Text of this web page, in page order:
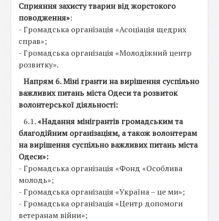
Сприяння захисту тварин від жорстокого
поводження»:
- Громадська організація «Асоціація щедрих
справ»;
- Громадська організація «Молодіжний центр
розвитку».
Напрям 6. Міні гранти на вирішення суспільно
важливих питань міста Одеси та розвиток
волонтерської діяльності:
6.1.«Надання мінігрантів громадським та
благодійним організаціям, а також волонтерам
на вирішення суспільно важливих питань міста
Одеси»:
- Громадська організація «Фонд «Особлива
молодь»;
- Громадська організація «Україна – це ми»;
- Громадська організація «Центр допомоги
ветеранам війни»;